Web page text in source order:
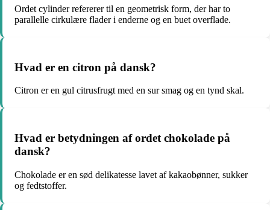
Ordet cylinder refererer til en geometrisk form, der har to
parallelle cirkulære flader i enderne og en buet overflade.
Hvad er en citron på dansk?
Citron er en gul citrusfrugt med en sur smag og en tynd skal.
Hvad er betydningen af ordet chokolade på
dansk?
Chokolade er en sød delikatesse lavet af kakaobønner, sukker
og fedtstoffer.